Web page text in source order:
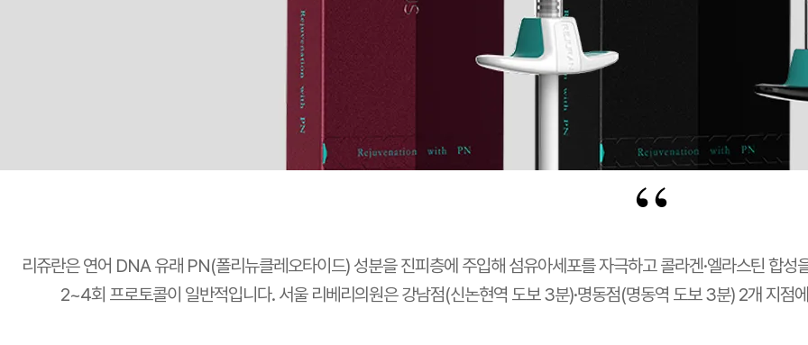
“
리쥬란은 연어 DNA 유래 PN(폴리뉴클레오타이드) 성분을 진피층에 주입해 섬유아세포를 자극하고 콜라겐·엘라스틴 합
2~4회 프로토콜이 일반적입니다. 서울 리베리의원은 강남점(신논현역 도보 3분)·명동점(명동역 도보 3분) 2개 지점